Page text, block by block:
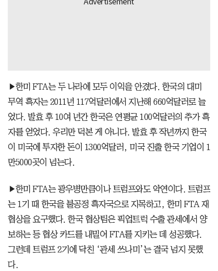
▶한미 FTA는 두 나라에 모두 이익을 안겼다. 한국의 대미
무역 흑자는 2011년 117억달러에서 지난해 660억달러로 늘
었다. 발효 후 10여 년간 한국은 연평균 100억달러의 추가 흑
자를 얻었다. 우리만 덕본 게 아니다. 발효 후 작년까지 한국
이 미국에 투자한 돈이 1300억달러, 미국 진출 한국 기업이 1
만5000곳이 넘는다.
▶한미 FTA는 광우병만큼이나 트럼프와도 악연이다. 트럼프
는 1기 때 한국을 불공정 흑자국으로 지목하고, 한미 FTA 재
협상을 요구했다. 한국 협상팀은 픽업트럭 수출 관세에서 양
보하는 등 협상 카드를 내밀어 FTA를 지키는 데 성공했다.
그런데 트럼프 2기에 닥친 ‘관세 쓰나미’는 결국 넘지 못했
다.